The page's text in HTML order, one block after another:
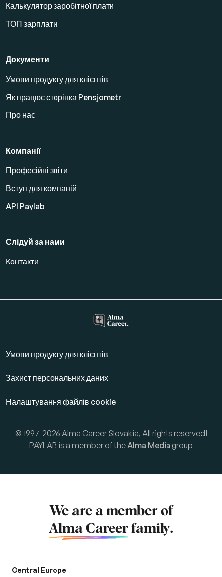
Калькулятор заробітної плати
ТОП зарплати
Документи
Умови продукту для клієнтів
Як працює сторінка Pensjometr
Про нас
Компанії
Професійні звіти
Вступ для компаній
API Paylab
Слідуй за нами
Контакти
Умови продукту для клієнтів
Захист персональних даних
Налаштування файлів cookie
© 1997-2026 Alma Career Slovakia, All rights reserved!
PAYLAB is a member of the Alma Media group
We are a member of
Alma Career family.
Central Europe